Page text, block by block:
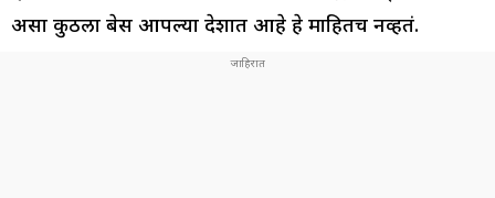
असा कुठला बेस आपल्या देशात आहे हे माहितच नव्हतं.